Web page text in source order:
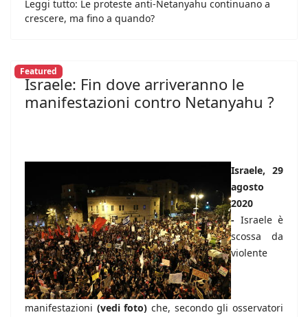
Leggi tutto: Le proteste anti-Netanyahu continuano a
crescere, ma fino a quando?
Featured
Israele: Fin dove arriveranno le
manifestazioni contro Netanyahu ?
Israele, 29
agosto
2020
- Israele è
scossa da
violente
manifestazioni (vedi foto) che, secondo gli osservatori